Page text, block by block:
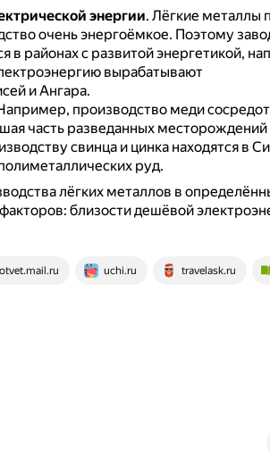
энергии. Лёгкие металлы
очень энергоёмкое. Поэтому
районах с развитой энергетикой,
вырабатывают
и Ангара.
производство меди
часть разведанных
свинца и цинка находятся в
руд.
лёгких металлов в
близости дешёвой
otvet.mail.ru uchi.ru travelask.ru